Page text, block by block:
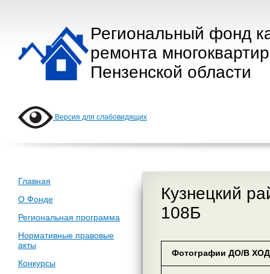
Региональный фонд
ремонта
Пензенской области
Версия для слабовидящих
Главная
О Фонде
Региональная программа
Нормативные правовые
акты
Конкурсы
Кузнецкий
108Б
Фотографии ДО/В